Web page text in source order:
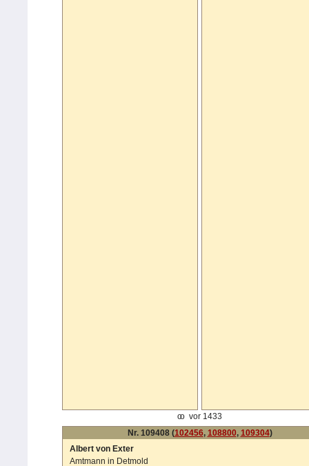
oo vor 1433
Nr. 109408 (102456, 108800, 109304)
Albert von Exter
Amtmann in Detmold